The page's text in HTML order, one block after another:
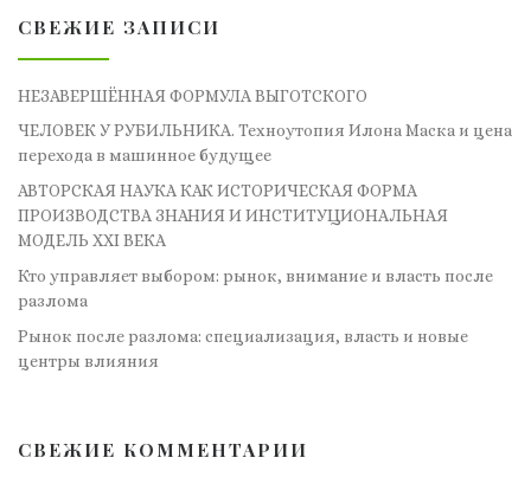
СВЕЖИЕ ЗАПИСИ
НЕЗАВЕРШЁННАЯ ФОРМУЛА ВЫГОТСКОГО
ЧЕЛОВЕК У РУБИЛЬНИКА. Техноутопия Илона Маска и цена
перехода в машинное будущее
АВТОРСКАЯ НАУКА КАК ИСТОРИЧЕСКАЯ ФОРМА
ПРОИЗВОДСТВА ЗНАНИЯ И ИНСТИТУЦИОНАЛЬНАЯ
МОДЕЛЬ XXI ВЕКА
Кто управляет выбором: рынок, внимание и власть после
разлома
Рынок после разлома: специализация, власть и новые
центры влияния
СВЕЖИЕ КОММЕНТАРИИ